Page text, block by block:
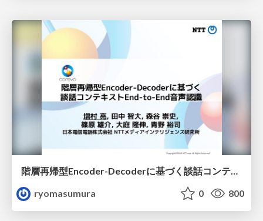
ryomasumura
0 800